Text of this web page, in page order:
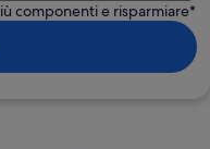
componenti e risparmiare*